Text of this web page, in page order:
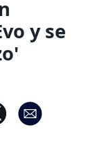
y se